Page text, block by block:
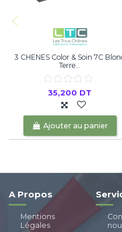
3 CHENES Color & Soin 7C
Terre...
35,200 DT
Ajouter au panier
A Propos
Mentions
Légales